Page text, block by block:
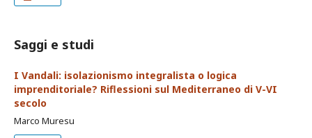
Saggi e studi
I Vandali: isolazionismo integralista o logica
imprenditoriale? Riflessioni sul Mediterraneo di V-VI
secolo
Marco Muresu